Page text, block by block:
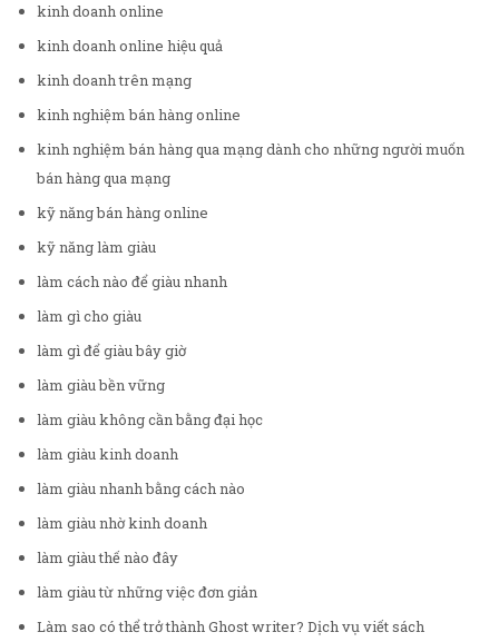
kinh doanh online
kinh doanh online hiệu quả
kinh doanh trên mạng
kinh nghiệm bán hàng online
kinh nghiệm bán hàng qua mạng dành cho những người muốn
bán hàng qua mạng
kỹ năng bán hàng online
kỹ năng làm giàu
làm cách nào để giàu nhanh
làm gì cho giàu
làm gì để giàu bây giờ
làm giàu bền vững
làm giàu không cần bằng đại học
làm giàu kinh doanh
làm giàu nhanh bằng cách nào
làm giàu nhờ kinh doanh
làm giàu thế nào đây
làm giàu từ những việc đơn giản
Làm sao có thể trở thành Ghost writer? Dịch vụ viết sách